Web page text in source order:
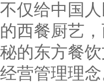
不仅给中国
的西餐厨艺
秘的东方餐
经营管理理念